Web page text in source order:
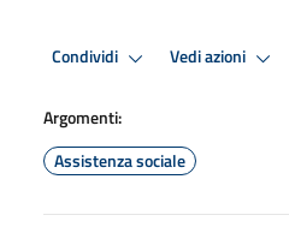
Condividi Vedi azioni
Argomenti:
Assistenza sociale